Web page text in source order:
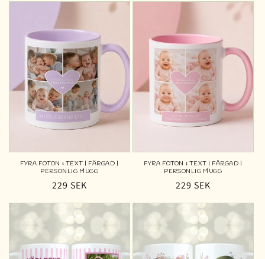
FYRA FOTON & TEXT | FÄRGAD |
PERSONLIG MUGG
Ordinarie
pris
229 SEK
FYRA FOTON & TEXT | FÄRGAD |
PERSONLIG MUGG
Ordinarie
pris
229 SEK